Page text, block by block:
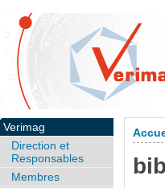
Verimag
Direction et
Responsables
Membres